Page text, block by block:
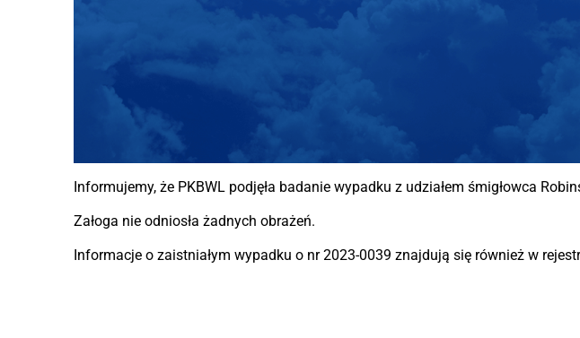
Informujemy, że PKBWL podjęła badanie wypadku z udziałem śmigłowca
Załoga nie odniosła żadnych obrażeń.
Informacje o zaistniałym wypadku o nr 2023-0039 znajdują się również w